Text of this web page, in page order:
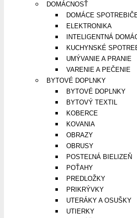
DOMÁCNOSŤ
DOMÁCE
ELEKTRONIKA
INTELIGENTNÁ
KUCHYNSKÉ
UMÝVANIE A PRANIE
VARENIE A PEČENIE
BYTOVÉ DOPLNKY
BYTOVÉ DOPLNKY
BYTOVÝ TEXTIL
KOBERCE
KOVANIA
OBRAZY
OBRUSY
POSTEĽNÁ BIELIZEŇ
POŤAHY
PREDLOŽKY
PRIKRÝVKY
UTERÁKY A OSUŠKY
UTIERKY